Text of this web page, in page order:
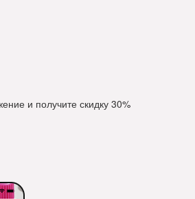
и получите скидку 30%